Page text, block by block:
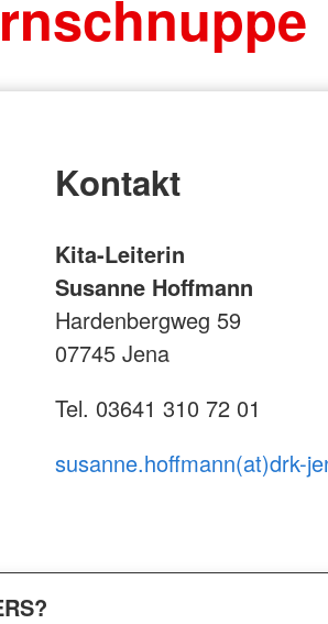
Kontakt
Kita-Leiterin
Susanne Hoffmann
Hardenbergweg 59
07745 Jena
Tel. 03641 310 72 01
susanne.hoffmann(at)drk-